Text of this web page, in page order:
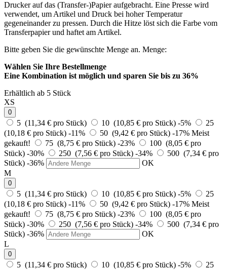
Drucker auf das (Transfer-)Papier aufgebracht. Eine Presse wird
verwendet, um Artikel und Druck bei hoher Temperatur
gegeneinander zu pressen. Durch die Hitze löst sich die Farbe vom
Transferpapier und haftet am Artikel.
Bitte geben Sie die gewünschte Menge an. Menge:
Wählen Sie Ihre Bestellmenge
Eine Kombination ist möglich und sparen Sie bis zu 36%
Erhältlich ab 5 Stück
XS
0
5 (11,34 € pro Stück) 10 (10,85 € pro Stück) -5%
25
(10,18 € pro Stück) -11% 50 (9,42 € pro Stück) -17% Meist
gekauft!
75 (8,75 € pro Stück) -23%
100 (8,05 € pro
Stück) -30% 250 (7,56 € pro Stück) -34%
500 (7,34 € pro
Stück) -36%
OK
M
0
5 (11,34 € pro Stück) 10 (10,85 € pro Stück) -5%
25
(10,18 € pro Stück) -11% 50 (9,42 € pro Stück) -17% Meist
gekauft!
75 (8,75 € pro Stück) -23%
100 (8,05 € pro
Stück) -30% 250 (7,56 € pro Stück) -34%
500 (7,34 € pro
Stück) -36%
OK
L
0
5 (11,34 € pro Stück) 10 (10,85 € pro Stück) -5%
25